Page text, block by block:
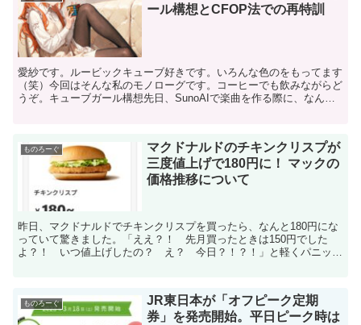
ール構想とCFOP法での再特訓
愛紗です。ルービックキューブ好きです。いろんな色のをもってます
（笑）今回はそんな私のモノローグです。コーヒーでも飲みながらど
うぞ。キューブガール構想先日、SunoAIで楽曲を作る際に、なんと
ものろーぐ
マクドナルドのチキンクリスプが
三度値上げで180円に！ マックの
価格推移について
昨日、マクドナルドでチキンクリスプを買ったら、なんと180円にな
っていて驚きました。「ええ？！ 先月買ったときは150円でした
よ？！ いつ値上げしたの？ え？ 今日？！？！」と軽くパニック
ものろーぐ
JR東日本が「オフピーク定期
券」を発売開始。平日ピーク時は